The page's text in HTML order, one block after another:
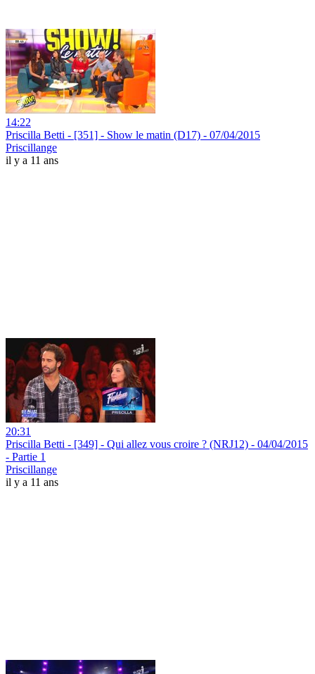
14:22
Priscilla Betti - [351] - Show le matin (D17) - 07/04/2015
Priscillange
il y a 11 ans
20:31
Priscilla Betti - [349] - Qui allez vous croire ? (NRJ12) - 04/04/2015
- Partie 1
Priscillange
il y a 11 ans